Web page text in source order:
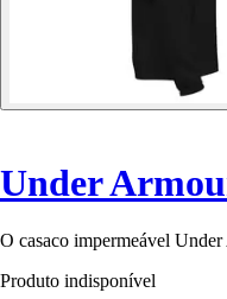
Under
O casaco impermeável
Produto indisponível